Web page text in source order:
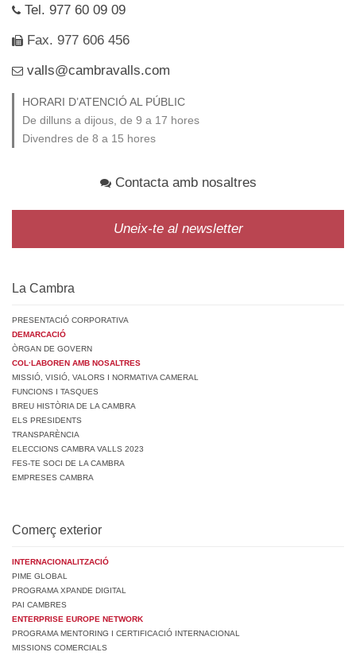
Tel. 977 60 09 09
Fax. 977 606 456
valls@cambravalls.com
HORARI D’ATENCIÓ AL PÚBLIC
De dilluns a dijous, de 9 a 17 hores
Divendres de 8 a 15 hores
Contacta amb nosaltres
Uneix-te al newsletter
La Cambra
PRESENTACIÓ CORPORATIVA
DEMARCACIÓ
ÒRGAN DE GOVERN
COL·LABOREN AMB NOSALTRES
MISSIÓ, VISIÓ, VALORS I NORMATIVA CAMERAL
FUNCIONS I TASQUES
BREU HISTÒRIA DE LA CAMBRA
ELS PRESIDENTS
TRANSPARÈNCIA
ELECCIONS CAMBRA VALLS 2023
FES-TE SOCI DE LA CAMBRA
EMPRESES CAMBRA
Comerç exterior
INTERNACIONALITZACIÓ
PIME GLOBAL
PROGRAMA XPANDE DIGITAL
PAI CAMBRES
ENTERPRISE EUROPE NETWORK
PROGRAMA MENTORING I CERTIFICACIÓ INTERNACIONAL
MISSIONS COMERCIALS